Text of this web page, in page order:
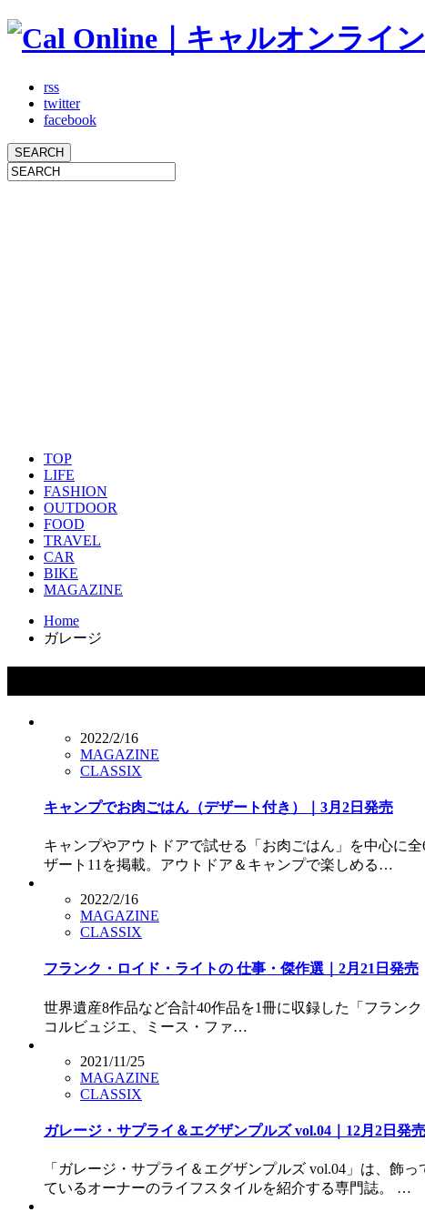
rss
twitter
facebook
TOP
LIFE
FASHION
OUTDOOR
FOOD
TRAVEL
CAR
BIKE
MAGAZINE
Home
ガレージ
2022/2/16
MAGAZINE
CLASSIX
キャンプでお肉ごはん（デザート付き）｜3月2日発売
キャンプやアウトドアで試せる「お肉ごはん」を中心に
ザート11を掲載。アウトドア＆キャンプで楽しめる…
2022/2/16
MAGAZINE
CLASSIX
フランク・ロイド・ライトの 仕事・傑作選｜2月21日発売
世界遺産8作品など合計40作品を1冊に収録した「フラン
コルビュジエ、ミース・ファ…
2021/11/25
MAGAZINE
CLASSIX
ガレージ・サプライ＆エグザンプルズ vol.04｜12月2日発売
「ガレージ・サプライ＆エグザンプルズ vol.04」は、飾
ているオーナーのライフスタイルを紹介する専門誌。 …